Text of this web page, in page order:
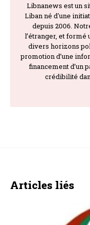
Libnanews est un
Liban né d'une
depuis 2006.
l’étranger, et formé
divers horizons
promotion d’une
financement d’un
crédibilité
Articles liés